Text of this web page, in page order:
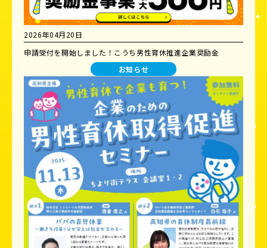
2026年04月20日
申請受付を開始しました！こうち男性育休推進企業奨励金
お知らせ